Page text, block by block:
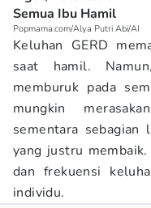
Semua Ibu Hamil
Popmama.com/Alya Putri Abi/AI
Keluhan GERD
saat hamil.
memburuk pada
mungkin
sementara sebagian
yang justru
dan frekuensi
individu.